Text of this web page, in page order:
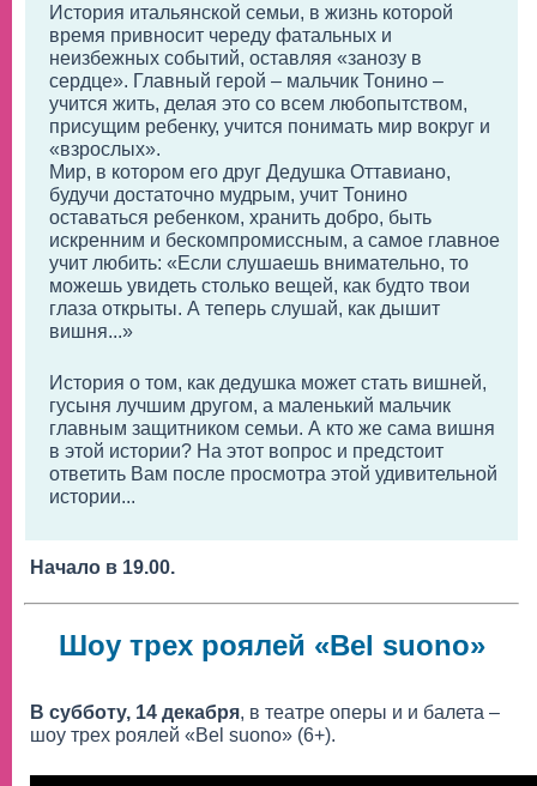
История итальянской семьи, в жизнь которой
время привносит череду фатальных и
неизбежных событий, оставляя «занозу в
сердце». Главный герой – мальчик Тонино –
учится жить, делая это со всем любопытством,
присущим ребенку, учится понимать мир вокруг и
«взрослых».
Мир, в котором его друг Дедушка Оттавиано,
будучи достаточно мудрым, учит Тонино
оставаться ребенком, хранить добро, быть
искренним и бескомпромиссным, а самое главное
учит любить: «Если слушаешь внимательно, то
можешь увидеть столько вещей, как будто твои
глаза открыты. А теперь слушай, как дышит
вишня...»
История о том, как дедушка может стать вишней,
гусыня лучшим другом, а маленький мальчик
главным защитником семьи. А кто же сама вишня
в этой истории? На этот вопрос и предстоит
ответить Вам после просмотра этой удивительной
истории...
Начало в 19.00.
Шоу трех роялей «Bel suono»
В субботу, 14 декабря, в театре оперы и и балета –
шоу трех роялей «Bel suono» (6+).